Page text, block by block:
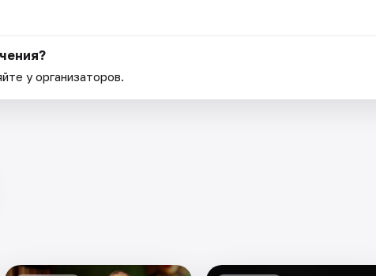
у организаторов.